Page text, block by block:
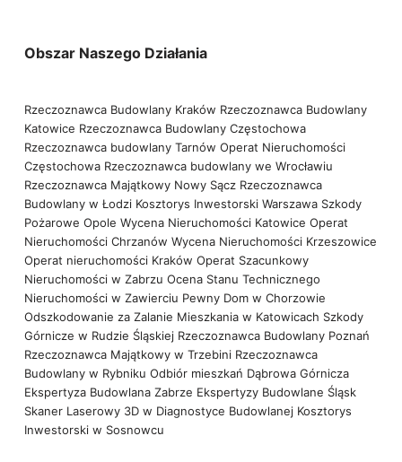
Obszar Naszego Działania
Rzeczoznawca Budowlany Kraków Rzeczoznawca Budowlany
Katowice Rzeczoznawca Budowlany Częstochowa
Rzeczoznawca budowlany Tarnów Operat Nieruchomości
Częstochowa Rzeczoznawca budowlany we Wrocławiu
Rzeczoznawca Majątkowy Nowy Sącz Rzeczoznawca
Budowlany w Łodzi Kosztorys Inwestorski Warszawa Szkody
Pożarowe Opole Wycena Nieruchomości Katowice Operat
Nieruchomości Chrzanów Wycena Nieruchomości Krzeszowice
Operat nieruchomości Kraków Operat Szacunkowy
Nieruchomości w Zabrzu Ocena Stanu Technicznego
Nieruchomości w Zawierciu Pewny Dom w Chorzowie
Odszkodowanie za Zalanie Mieszkania w Katowicach Szkody
Górnicze w Rudzie Śląskiej Rzeczoznawca Budowlany Poznań
Rzeczoznawca Majątkowy w Trzebini Rzeczoznawca
Budowlany w Rybniku Odbiór mieszkań Dąbrowa Górnicza
Ekspertyza Budowlana Zabrze Ekspertyzy Budowlane Śląsk
Skaner Laserowy 3D w Diagnostyce Budowlanej Kosztorys
Inwestorski w Sosnowcu